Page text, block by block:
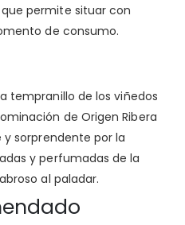
que permite situar con
de consumo.
tempranillo de los viñedos
de Origen Ribera
y sorprendente por la
y perfumadas de la
al paladar.